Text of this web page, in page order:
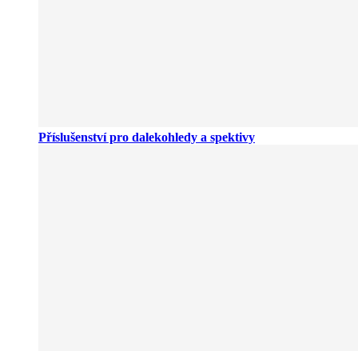
Příslušenství pro dalekohledy a spektivy